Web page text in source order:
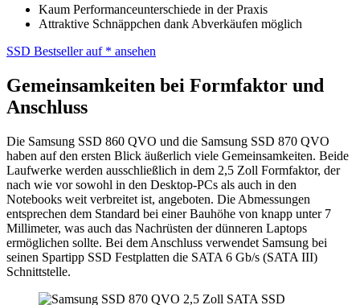
Kaum Performanceunterschiede in der Praxis
Attraktive Schnäppchen dank Abverkäufen möglich
SSD Bestseller auf * ansehen
Gemeinsamkeiten bei Formfaktor und
Anschluss
Die Samsung SSD 860 QVO und die Samsung SSD 870 QVO
haben auf den ersten Blick äußerlich viele Gemeinsamkeiten. Beide
Laufwerke werden ausschließlich in dem 2,5 Zoll Formfaktor, der
nach wie vor sowohl in den Desktop-PCs als auch in den
Notebooks weit verbreitet ist, angeboten. Die Abmessungen
entsprechen dem Standard bei einer Bauhöhe von knapp unter 7
Millimeter, was auch das Nachrüsten der dünneren Laptops
ermöglichen sollte. Bei dem Anschluss verwendet Samsung bei
seinen Spartipp SSD Festplatten die SATA 6 Gb/s (SATA III)
Schnittstelle.